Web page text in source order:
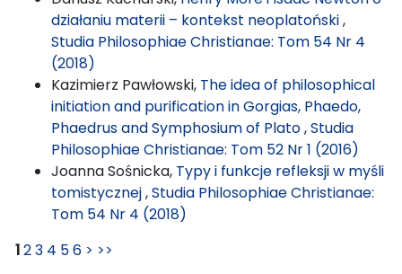
działaniu materii – kontekst neoplatoński,
Studia Philosophiae Christianae: Tom 54 Nr 4
(2018)
Kazimierz Pawłowski, The idea of philosophical
initiation and purification in Gorgias, Phaedo,
Phaedrus and Symphosium of Plato,Studia
Philosophiae Christianae: Tom 52 Nr 1 (2016)
Joanna Sośnicka, Typy i funkcje refleksji w myśli
tomistycznej,Studia Philosophiae Christianae:
Tom 54 Nr 4 (2018)
123 4 56 > >>